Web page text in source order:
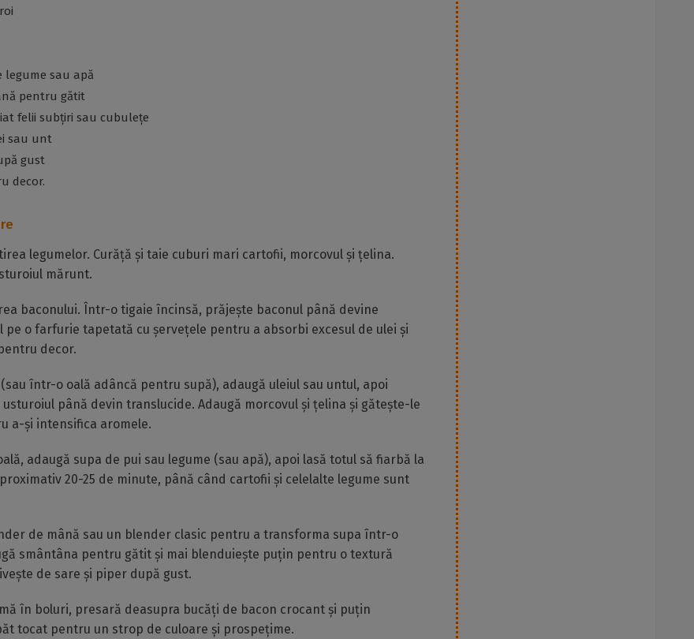
legume sau apă
pentru gătit
felii subțiri sau cubulețe
sau unt
gust
decor.
legumelor. Curăță și taie cuburi mari cartofii, morcovul și țelina.
mărunt.
baconului. Într-o tigaie încinsă, prăjește baconul până devine
pe o farfurie tapetată cu șervețele pentru a absorbi excesul de ulei și
decor.
într-o oală adâncă pentru supă), adaugă uleiul sau untul, apoi
usturoiul până devin translucide. Adaugă morcovul și țelina și gătește-le
a-și intensifica aromele.
adaugă supa de pui sau legume (sau apă), apoi lasă totul să fiarbă la
20-25 de minute, până când cartofii și celelalte legume sunt
de mână sau un blender clasic pentru a transforma supa într-o
smântâna pentru gătit și mai blenduiește puțin pentru o textură
de sare și piper după gust.
în boluri, presară deasupra bucăți de bacon crocant și puțin
tocat pentru un strop de culoare și prospețime.